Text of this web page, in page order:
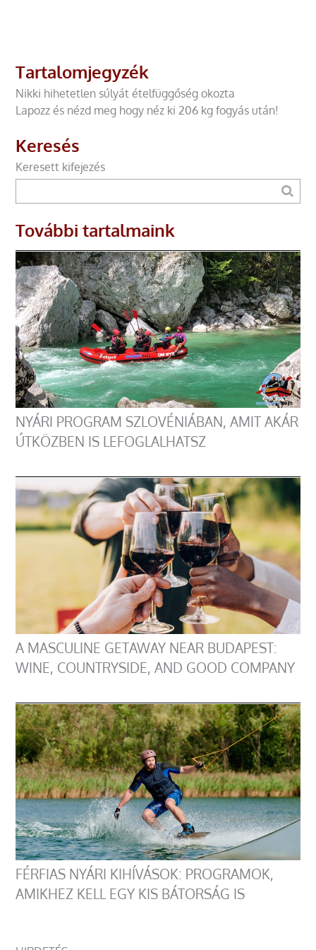
Tartalomjegyzék
Nikki hihetetlen súlyát ételfüggőség okozta
Lapozz és nézd meg hogy néz ki 206 kg fogyás után!
Keresés
Keresett kifejezés
További tartalmaink
NYÁRI PROGRAM SZLOVÉNIÁBAN, AMIT AKÁR
ÚTKÖZBEN IS LEFOGLALHATSZ
A MASCULINE GETAWAY NEAR BUDAPEST:
WINE, COUNTRYSIDE, AND GOOD COMPANY
FÉRFIAS NYÁRI KIHÍVÁSOK: PROGRAMOK,
AMIKHEZ KELL EGY KIS BÁTORSÁG IS